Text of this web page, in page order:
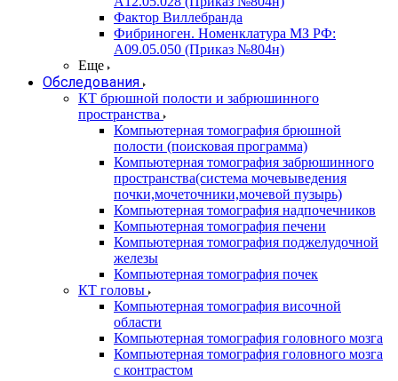
Фактор Виллебранда
Фибриноген. Номенклатура МЗ РФ:
A09.05.050 (Приказ №804н)
Еще
Обследования
КТ брюшной полости и забрюшинного
пространства
Компьютерная томография брюшной
полости (поисковая программа)
Компьютерная томография забрюшинного
пространства(система мочевыведения
почки,мочеточники,мочевой пузырь)
Компьютерная томография надпочечников
Компьютерная томография печени
Компьютерная томография поджелудочной
железы
Компьютерная томография почек
КТ головы
Компьютерная томография височной
области
Компьютерная томография головного мозга
Компьютерная томография головного мозга
с контрастом